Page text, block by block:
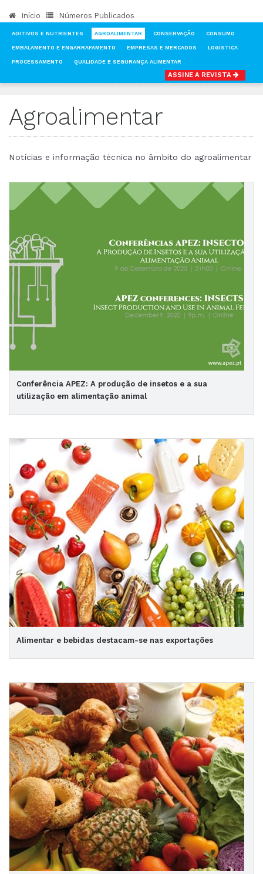
Início Números Publicados
ADITIVOS E NUTRIENTES AGROALIMENTAR CONSERVAÇÃO CONSUMO
EMBALAMENTO E ENGARRAFAMENTO EMPRESAS E MERCADOS LOGÍSTICA
PROCESSAMENTO QUALIDADE E SEGURANÇA ALIMENTAR
ASSINE A REVISTA
Agroalimentar
Notícias e informação técnica no âmbito do agroalimentar
Conferência APEZ: A produção de insetos e a sua
utilização em alimentação animal
Alimentar e bebidas destacam-se nas exportações